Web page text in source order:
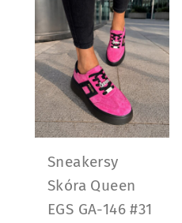
Sneakersy
Skóra Queen
EGS GA-146 #31